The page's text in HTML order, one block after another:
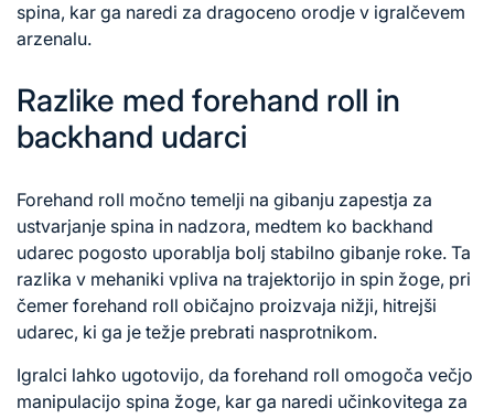
spina, kar ga naredi za dragoceno orodje v igralčevem
arzenalu.
Razlike med forehand roll in
backhand udarci
Forehand roll močno temelji na gibanju zapestja za
ustvarjanje spina in nadzora, medtem ko backhand
udarec pogosto uporablja bolj stabilno gibanje roke. Ta
razlika v mehaniki vpliva na trajektorijo in spin žoge, pri
čemer forehand roll običajno proizvaja nižji, hitrejši
udarec, ki ga je težje prebrati nasprotnikom.
Igralci lahko ugotovijo, da forehand roll omogoča večjo
manipulacijo spina žoge, kar ga naredi učinkovitega za